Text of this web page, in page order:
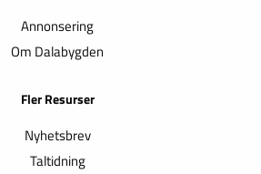
Annonsering
Om Dalabygden
Fler Resurser
Nyhetsbrev
Taltidning